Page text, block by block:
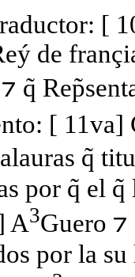
[
de
q̃
[ 11va]
q̃
por q̃ el
A3Guero
por la